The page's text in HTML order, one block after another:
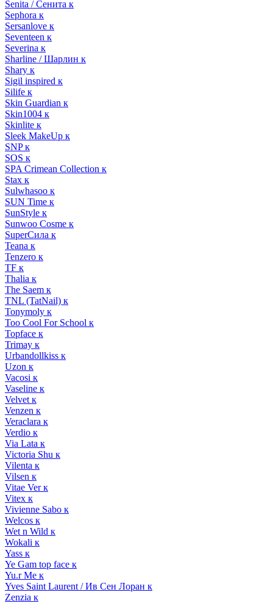
Senita / Сенита к
Sephora к
Sersanlove к
Seventeen к
Severina к
Sharline / Шарлин к
Shary к
Sigil inspired к
Silife к
Skin Guardian к
Skin1004 к
Skinlite к
Sleek MakeUp к
SNP к
SOS к
SPA Crimean Collection к
Stax к
Sulwhasoo к
SUN Time к
SunStyle к
Sunwoo Cosme к
SuperСила к
Teana к
Tenzero к
TF к
Thalia к
The Saem к
TNL (TatNail) к
Tonymoly к
Too Cool For School к
Topface к
Trimay к
Urbandollkiss к
Uzon к
Vacosi к
Vaseline к
Velvet к
Venzen к
Veraclara к
Verdio к
Via Lata к
Victoria Shu к
Vilenta к
Vilsen к
Vitae Ver к
Vitex к
Vivienne Sabo к
Welcos к
Wet n Wild к
Wokali к
Yass к
Ye Gam top face к
Yu.r Me к
Yves Saint Laurent / Ив Сен Лоран к
Zenzia к